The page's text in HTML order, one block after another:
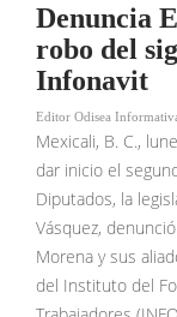
Denuncia
robo del
Infonavit
Editor Odisea
Mexicali, B. C.,
dar inicio el
Diputados, la
Vásquez,
Morena y sus
del Instituto del